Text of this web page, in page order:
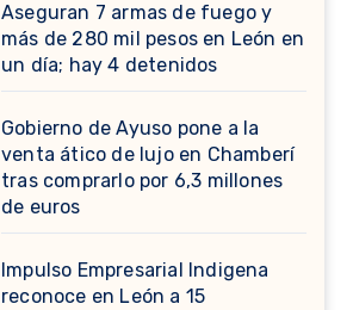
Aseguran 7 armas de fuego y
más de 280 mil pesos en León en
un día; hay 4 detenidos
Gobierno de Ayuso pone a la
venta ático de lujo en Chamberí
tras comprarlo por 6,3 millones
de euros
Impulso Empresarial Indigena
reconoce en León a 15